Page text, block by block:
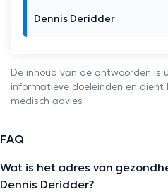
Dennis Deridder
De inhoud van de antwoorden is
informatieve doeleinden en
medisch advies
FAQ
Wat is het adres van
Dennis Deridder?